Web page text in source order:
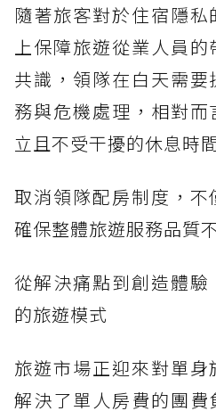
隨著旅客對於住宿隱
上保障旅遊從業人員
共識，領隊在白天需
務與危機處理，相對
立且不受干擾的休息時
取消領隊配房制度，
確保整體旅遊服務品質
從解決痛點到創造體
的旅遊模式
旅遊市場正迎來對單身
解決了單人房費的團費